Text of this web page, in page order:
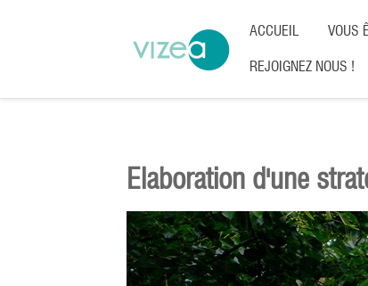
ACCUEIL VOUS
REJOIGNEZ NOUS !
Elaboration d'une